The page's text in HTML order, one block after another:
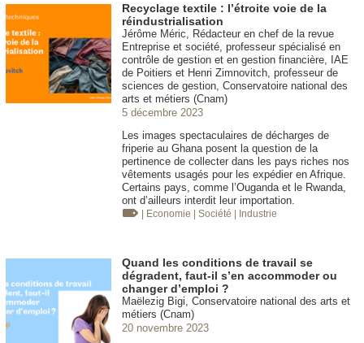
Recyclage textile : l’étroite voie de la
réindustrialisation
Jérôme Méric, Rédacteur en chef de la revue
Entreprise et société, professeur spécialisé en
contrôle de gestion et en gestion financière, IAE
de Poitiers et Henri Zimnovitch, professeur de
sciences de gestion, Conservatoire national des
arts et métiers (Cnam)
5 décembre 2023
Les images spectaculaires de décharges de
friperie au Ghana posent la question de la
pertinence de collecter dans les pays riches nos
vêtements usagés pour les expédier en Afrique.
Certains pays, comme l’Ouganda et le Rwanda,
ont d’ailleurs interdit leur importation.
| Economie | Société | Industrie
Quand les conditions de travail se
dégradent, faut-il s’en accommoder ou
changer d’emploi ?
Maëlezig Bigi, Conservatoire national des arts et
métiers (Cnam)
20 novembre 2023